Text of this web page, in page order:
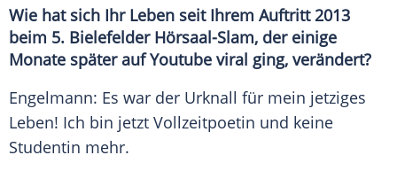
Wie hat sich Ihr Leben seit Ihrem Auftritt 2013
beim 5. Bielefelder Hörsaal-Slam, der einige
Monate später aufYoutube viral ging, verändert?
Engelmann: Es war der Urknall für mein jetziges
Leben! Ich bin jetzt Vollzeitpoetin und keine
Studentin mehr.